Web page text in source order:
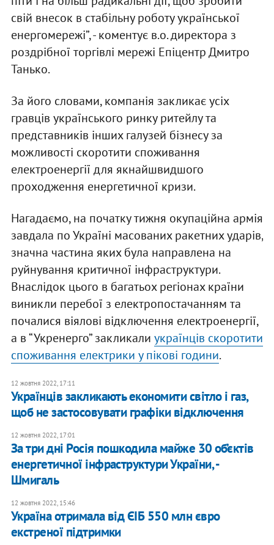
свій внесок в стабільну роботу української
енергомережі”, - коментує в.о. директора з
роздрібної торгівлі мережі Епіцентр Дмитро
Танько.
За його словами, компанія закликає усіх
гравців українського ринку ритейлу та
представників інших галузей бізнесу за
можливості скоротити споживання
електроенергії для якнайшвидшого
проходження енергетичної кризи.
Нагадаємо, на початку тижня окупаційна армія
завдала по Україні масованих ракетних ударів,
значна частина яких була направлена на
руйнування критичної інфраструктури.
Внаслідок цього в багатьох регіонах країни
виникли перебої з електропостачанням та
почалися віялові відключення електроенергії,
а в “Укренерго” закликали українців скоротити
споживання електрики у пікові години.
12 жовтня 2022, 17:11
Українців закликають економити світло і газ,
щоб не застосовувати графіки відключення
12 жовтня 2022, 17:01
За три дні Росія пошкодила майже 30 об’єктів
енергетичної інфраструктури України, -
Шмигаль
12 жовтня 2022, 15:46
Україна отримала від ЄІБ 550 млн євро
екстреної підтримки